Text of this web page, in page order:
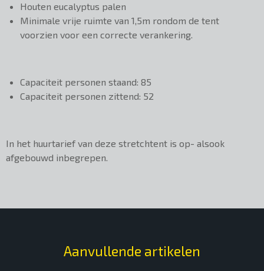
Houten eucalyptus palen
Minimale vrije ruimte van 1,5m rondom de tent
voorzien voor een correcte verankering.
Capaciteit personen staand: 85
Capaciteit personen zittend: 52
In het huurtarief van deze stretchtent is op- alsook
afgebouwd inbegrepen.
Aanvullende artikelen